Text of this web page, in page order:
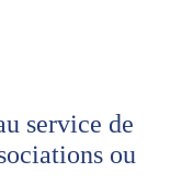
service de
ou